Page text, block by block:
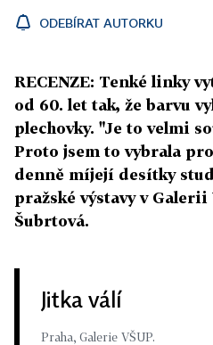
ODEBÍRAT AUTORKU
RECENZE: Tenké linky
od 60. let tak, že barvu
plechovky. "Je to velmi
Proto jsem to vybrala
denně míjejí desítky
pražské výstavy v Galerii
Šubrtová.
Jitka válí
Praha, Galerie VŠUP.